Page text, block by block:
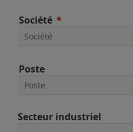
Société
Poste
Secteur industriel